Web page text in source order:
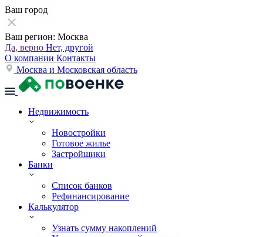
Ваш город
Ваш регион: Москва
Да, верно Нет, другой
О компании Контакты
Москва и Московская область
Недвижимость
Новостройки
Готовое жилье
Застройщики
Банки
Список банков
Рефинансирование
Калькулятор
Узнать сумму накоплений